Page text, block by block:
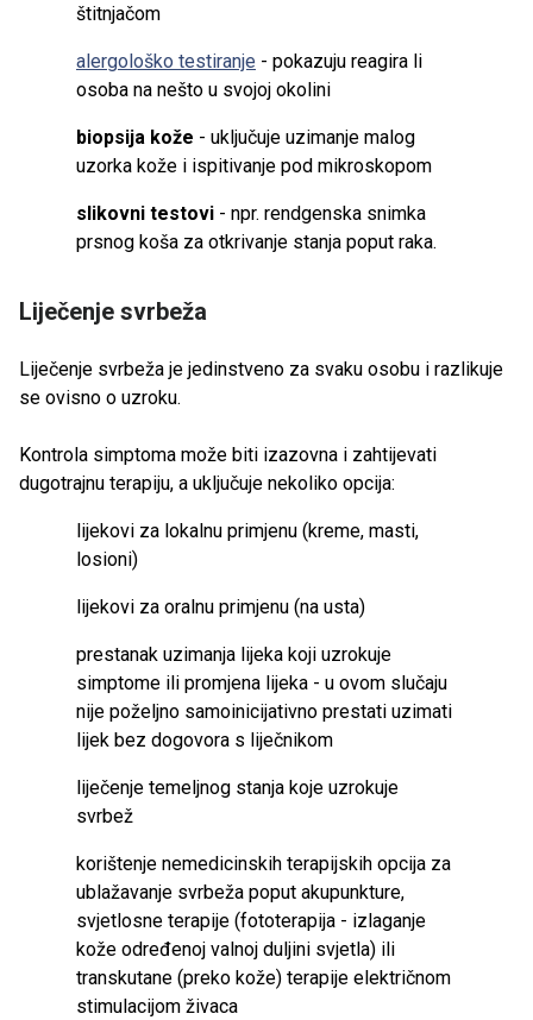
štitnjačom
alergološko testiranje - pokazuju reagira li
osoba na nešto u svojoj okolini
biopsija kože - uključuje uzimanje malog
uzorka kože i ispitivanje pod mikroskopom
slikovni testovi - npr. rendgenska snimka
prsnog koša za otkrivanje stanja poput raka.
Liječenje svrbeža
Liječenje svrbeža je jedinstveno za svaku osobu i razlikuje
se ovisno o uzroku.
Kontrola simptoma može biti izazovna i zahtijevati
dugotrajnu terapiju, a uključuje nekoliko opcija:
lijekovi za lokalnu primjenu (kreme, masti,
losioni)
lijekovi za oralnu primjenu (na usta)
prestanak uzimanja lijeka koji uzrokuje
simptome ili promjena lijeka - u ovom slučaju
nije poželjno samoinicijativno prestati uzimati
lijek bez dogovora s liječnikom
liječenje temeljnog stanja koje uzrokuje
svrbež
korištenje nemedicinskih terapijskih opcija za
ublažavanje svrbeža poput akupunkture,
svjetlosne terapije (fototerapija - izlaganje
kože određenoj valnoj duljini svjetla) ili
transkutane (preko kože) terapije električnom
stimulacijom živaca